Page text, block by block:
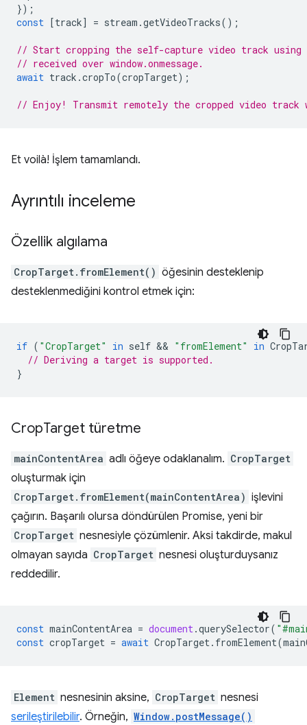
});
const [track] = stream .getVideoTracks();
// Start cropping the self-capture video track using
// received over window.onmessage.
await track .cropTo(cropTarget);
// Enjoy! Transmit remotely the cropped video track
Et voilà! İşlem tamamlandı.
Ayrıntılı inceleme
Özellik algılama
CropTarget.fromElement() öğesinin desteklenip
desteklenmediğini kontrol etmek için:
if ( "CropTarget" in self && "fromElement" in
// Deriving a target is supported.
}
CropTarget türetme
mainContentArea adlı öğeye odaklanalım. CropTarget
oluşturmak için
CropTarget.fromElement(mainContentArea) işlevini
çağırın. Başarılı olursa döndürülen Promise, yeni bir
CropTarget nesnesiyle çözümlenir. Aksi takdirde, makul
olmayan sayıda CropTarget nesnesi oluşturduysanız
reddedilir.
const mainContentArea = document .querySelector(
const cropTarget = await CropTarget . fromElement(
Element nesnesinin aksine, CropTarget nesnesi
serileştirilebilir. Örneğin, Window.postMessage()